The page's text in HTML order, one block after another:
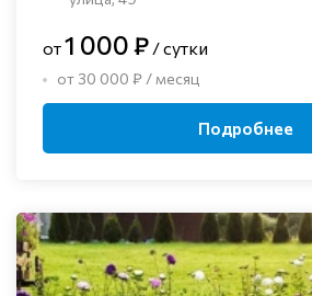
от1 000 ₽ / сутки
от 30 000 ₽ / месяц
Подробнее